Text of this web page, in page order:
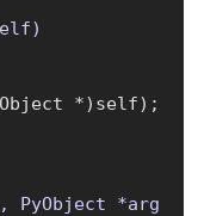
*arg